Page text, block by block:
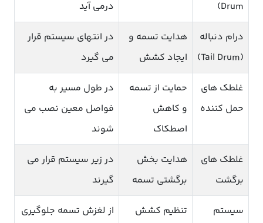
Drum)
درمی آید
درام دنباله
(Tail Drum)
هدایت تسمه و
ایجاد کشش
در انتهای سیستم قرار
می گیرد
غلطک های
حمل کننده
حمایت از تسمه
و کاهش
اصطکاک
در طول مسیر به
فواصل معین نصب می
شوند
غلطک های
برگشت
هدایت بخش
برگشتی تسمه
در زیر سیستم قرار می
گیرند
سیستم
تنظیم کشش
از لغزش تسمه جلوگیری